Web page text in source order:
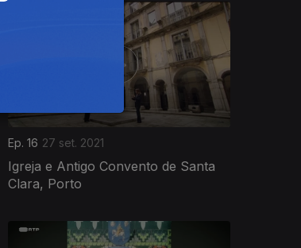
Ep. 16 27 set. 2021
Igreja e Antigo Convento de Santa
Clara, Porto